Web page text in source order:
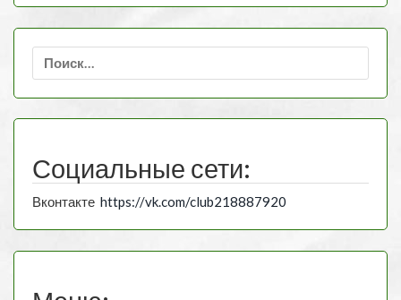
Социальные сети:
Вконтакте https://vk.com/club218887920